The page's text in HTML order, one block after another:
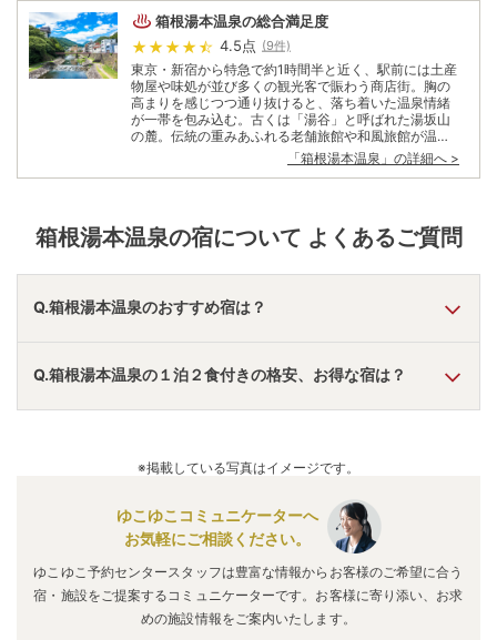
箱根湯本温泉の総合満足度
4.5点 (9件)
東京・新宿から特急で約1時間半と近く、駅前には土産
物屋や味処が並び多くの観光客で賑わう商店街。胸の
高まりを感じつつ通り抜けると、落ち着いた温泉情緒
が一帯を包み込む。古くは「湯谷」と呼ばれた湯坂山
の麓。伝統の重みあふれる老舗旅館や和風旅館が温泉
街に軒を連ね、狭い路地や川のせせらぎに思わず時間
が止まる。 戦国時代に北条早雲が戦で疲れた足を癒し
ほど湯処、箱根の中で最も古い歴史を誇る箱根湯本。
「箱根の表玄関」として多くの湯客に愛され続ける伝
「箱根湯本温泉 」の詳細へ >
箱根湯本温泉の宿について よくあるご質問
Q.箱根湯本温泉のおすすめ宿は？
A.「ヒルトン小田原リゾート＆スパ」 ・「EN RESORT
Re‘Cove Hakone(ﾘ･ｶｰｳﾞ箱根)
・「 ローズホテル横浜
どの旅館・ホテルがおすすめの宿泊先です。
Q.箱根湯本温泉の１泊２食付きの格安、お得な宿は？
などの旅館・ホテルがお得な価格で泊まれる宿泊先
※掲載している写真はイメージです。
ゆこゆこコミュニケーターへ
お気軽にご相談ください。
ゆこゆこ予約センタースタッフは豊富な情報からお客様のご希望に合う
宿・施設をご提案するコミュニケーターです。お客様に寄り添い、お求
めの施設情報をご案内いたします。